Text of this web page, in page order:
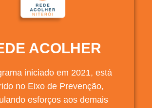
ACOLHER
iniciado em 2021, está
no Eixo de Prevenção,
esforços aos demais